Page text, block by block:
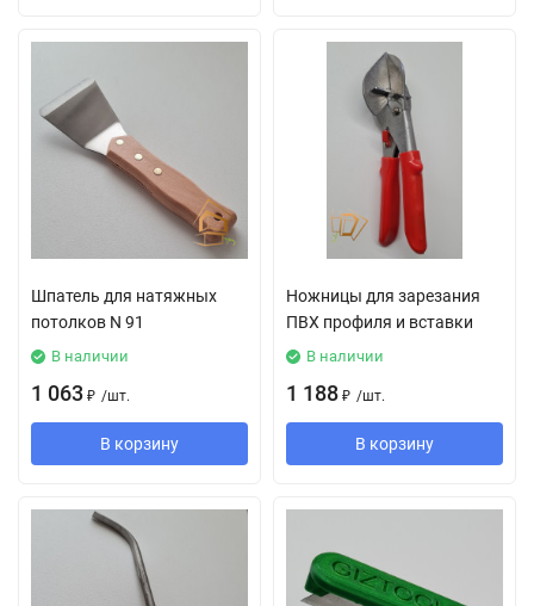
Шпатель для натяжных
потолков N 91
В наличии
1 063 ₽ /шт.
В корзину
Ножницы для зарезания
ПВХ профиля и вставки
В наличии
1 188 ₽ /шт.
В корзину